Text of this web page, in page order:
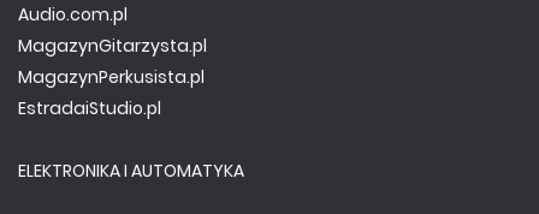
Audio.com.pl
MagazynGitarzysta.pl
MagazynPerkusista.pl
EstradaiStudio.pl
ELEKTRONIKA I AUTOMATYKA